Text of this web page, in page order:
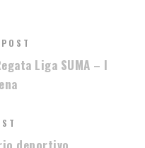
Liga SUMA – I